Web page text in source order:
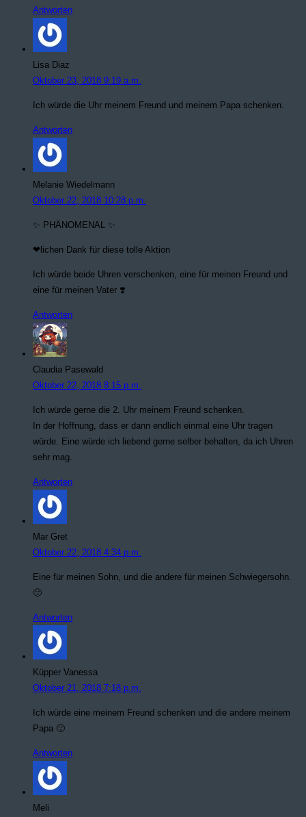
Antworten
Lisa Diaz
Oktober 23, 2018 9:19 a.m.
Ich würde die Uhr meinem Freund und meinem Papa schenken.
Antworten
Melanie Wiedelmann
Oktober 22, 2018 10:28 p.m.
✨ PHÄNOMENAL ✨
❤lichen Dank für diese tolle Aktion
Ich würde beide Uhren verschenken, eine für meinen Freund und
eine für meinen Vater ❣️
Antworten
Claudia Pasewald
Oktober 22, 2018 8:15 p.m.
Ich würde gerne die 2. Uhr meinem Freund schenken.
In der Hoffnung, dass er dann endlich einmal eine Uhr tragen
würde. Eine würde ich liebend gerne selber behalten, da ich Uhren
sehr mag.
Antworten
Mar Gret
Oktober 22, 2018 4:34 p.m.
Eine für meinen Sohn, und die andere für meinen Schwiegersohn.
🙂
Antworten
Küpper Vanessa
Oktober 21, 2018 7:18 p.m.
Ich würde eine meinem Freund schenken und die andere meinem
Papa 🙂
Antworten
Meli